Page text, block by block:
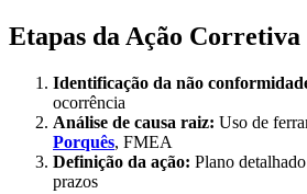
Etapas da Ação Corretiva
Identificação da não
ocorrência
Análise de causa raiz: Uso de
Porquês, FMEA
Definição da ação: Plano
prazos